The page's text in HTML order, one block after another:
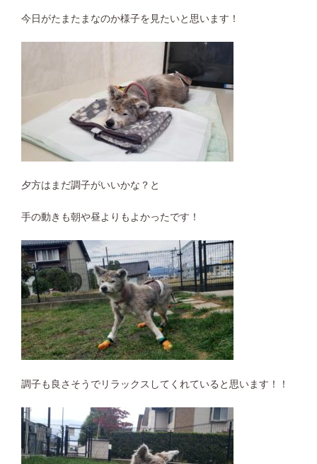
今日がたまたまなのか様子を見たいと思います！
夕方はまだ調子がいいかな？と
手の動きも朝や昼よりもよかったです！
調子も良さそうでリラックスしてくれていると思います！！